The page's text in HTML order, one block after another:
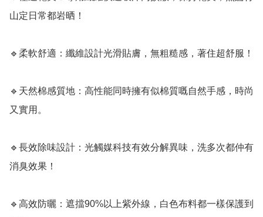
山定日常都岩晒！
🔹柔軟舒適：纖維設計光滑貼膚，無粗糙感，著住超舒服！
🔹天然棉感質地：高性能同時擁有似棉質嘅自然手感，時尚
又實用。
🔹長效除味設計：光觸媒科技有效分解異味，洗多次都仲有
消臭效果！
🔹高效防曬：遮擋90%以上紫外線，白色布料都一樣保護到